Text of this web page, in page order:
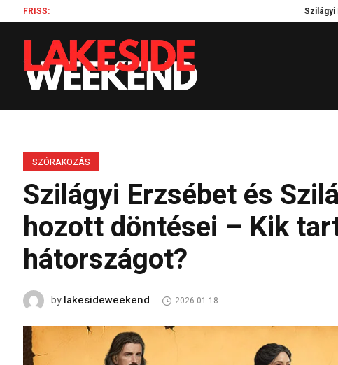
FRISS: Szilágyi Erzsébet
SZÓRAKOZÁS
Szilágyi Erzsébet és
hozott döntései – Kik
hátországot?
bylakesideweekend 2026.01.18.